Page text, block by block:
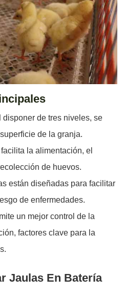
disponer de tres niveles, se
de la granja.
la alimentación, el
de huevos.
están diseñadas para facilitar
de enfermedades.
un mejor control de la
factores clave para la
Jaulas En Batería